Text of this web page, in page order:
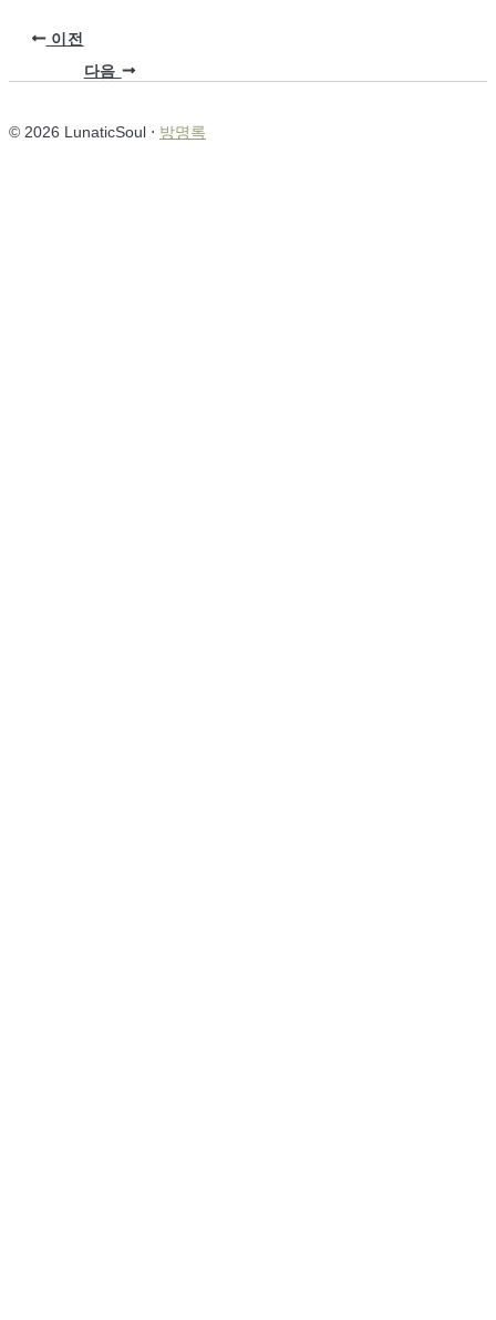
이전
다음
© 2026 LunaticSoul ⋅ 방명록